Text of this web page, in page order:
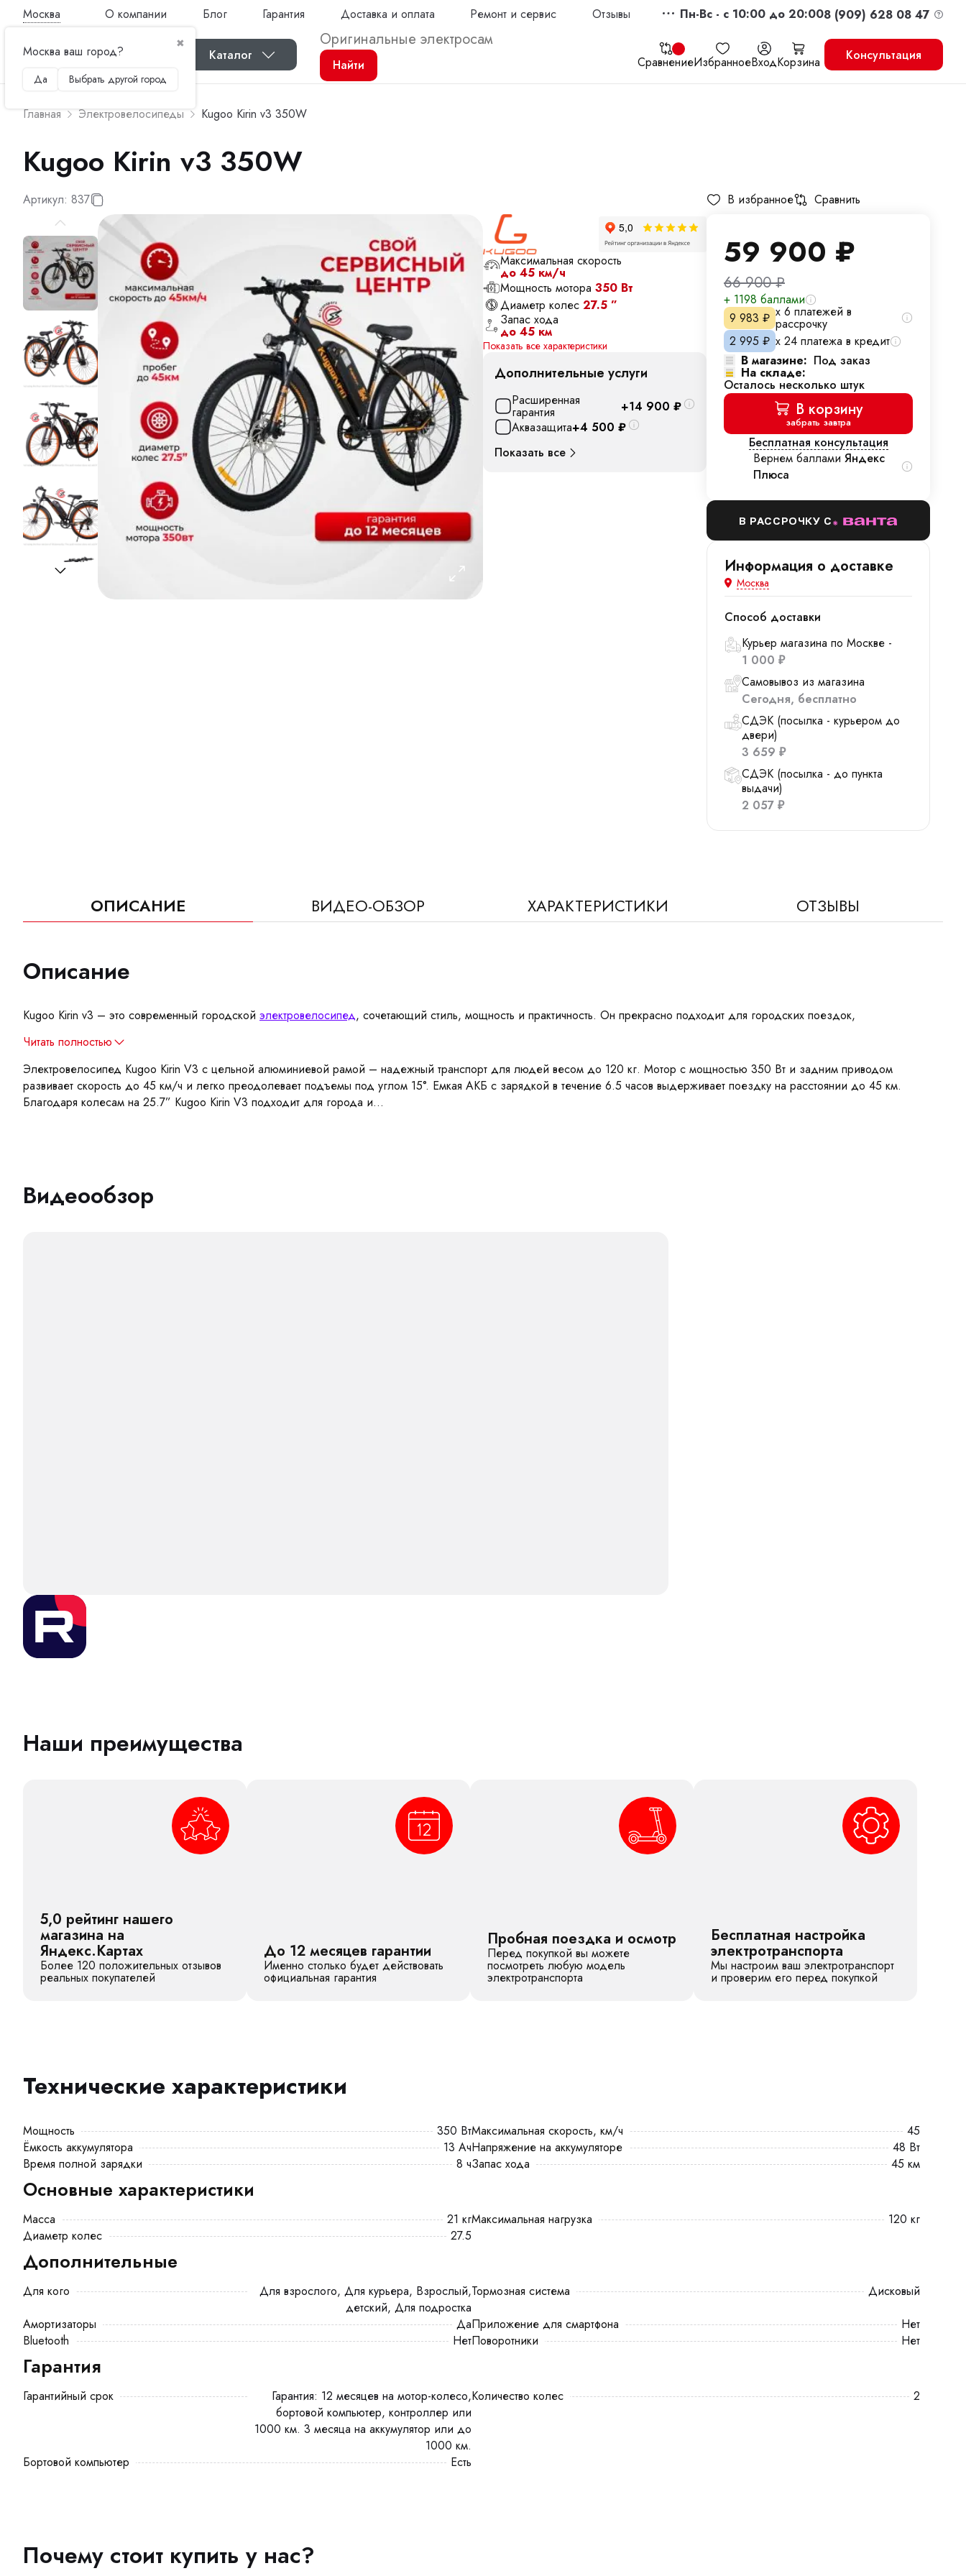
Москва
✖
Москва ваш город?
Да Выбрать другой город
О компании Блог Гарантия Доставка и оплата Ремонт и сервис Отзывы Пн-Вс - c 10:00 до 20:008 (909) 628 08 47
Каталог СравнениеИзбранноеВходКорзина
Найти
Консультация
Главная Электровелосипеды Kugoo Kirin v3 350W
Kugoo Kirin v3 350W
Артикул: 837
Максимальная скорость
до 45 км/ч
Мощность мотора 350 Вт
Диаметр колес 27.5 ”
Запас хода
до 45 км
Показать все характеристики
Дополнительные услуги
Расширенная
гарантия +14 900 ₽
Аквазащита+4 500 ₽
Показать все
В избранное Сравнить
59 900 ₽
66 900₽
+ 1198 баллами
9 983 ₽ х 6 платежей в
рассрочку
2 995 ₽ х 24 платежа в кредит
В магазине: Под заказ
На складе:
Осталось несколько штук
В корзину
забрать завтра
Бесплатная консультация
Вернем баллами Яндекс
Плюса
В РАССРОЧКУ С
Информация о доставке
Москва
Способ доставки
Курьер магазина по Москве -
1 000 ₽
Самовывоз из магазина
Сегодня
Бесплатно
СДЭК (посылка - курьером до
двери)
3 659 ₽
СДЭК (посылка - до пункта
выдачи)
2 057 ₽
ОПИСАНИЕ ВИДЕО-ОБЗОР ХАРАКТЕРИСТИКИ ОТЗЫВЫ
Описание
Kugoo Kirin v3 – это современный городской электровелосипед, сочетающий стиль, мощность и практичность. Он прекрасно подходит для городских поездок,
Читать полностью
Электровелосипед Kugoo Kirin V3 с цельной алюминиевой рамой – надежный транспорт для людей весом до 120 кг. Мотор с мощностью 350 Вт и задним приводом
развивает скорость до 45 км/ч и легко преодолевает подъемы под углом 15°. Емкая АКБ с зарядкой в течение 6.5 часов выдерживает поездку на расстоянии до 45 км.
Благодаря колесам на 25.7” Kugoo Kirin V3 подходит для города и...
Видеообзор
Наши преимущества
5,0 рейтинг нашего
магазина на
Яндекс.Картах
Более 120 положительных отзывов
реальных покупателей
До 12 месяцев гарантии
Именно столько будет действовать
официальная гарантия
Пробная поездка и осмотр
Перед покупкой вы можете
посмотреть любую модель
электротранспорта
Бесплатная настройка
электротранспорта
Мы настроим ваш электротранспорт
и проверим его перед покупкой
Технические характеристики
Мощность 350 ВтМаксимальная скорость, км/ч
45
Ёмкость аккумулятора
13 АчНапряжение на аккумуляторе
48 Вт
Время полной зарядки
8 чЗапас хода 45 км
Основные характеристики
Масса 21 кгМаксимальная нагрузка
120 кг
Диаметр колес
27.5
Дополнительные
Для кого
Для взрослого, Для курьера, Взрослый,
детский, Для подростка
Тормозная система
Дисковый
Амортизаторы
ДаПриложение для смартфона
Нет
Bluetooth
НетПоворотники Нет
Гарантия
Гарантийный срок
Гарантия: 12 месяцев на мотор-колесо,
бортовой компьютер, контроллер или
1000 км. 3 месяца на аккумулятор или до
1000 км.
Количество колес 2
Бортовой компьютер есть
Почему стоит купить у нас?